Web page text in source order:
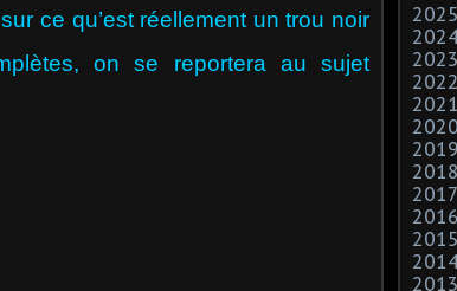
ce qu’est réellement un trou noir
on se reportera au sujet
2025
2023
2022
2021
2020
2019
2018
2017
2016
2015
2013